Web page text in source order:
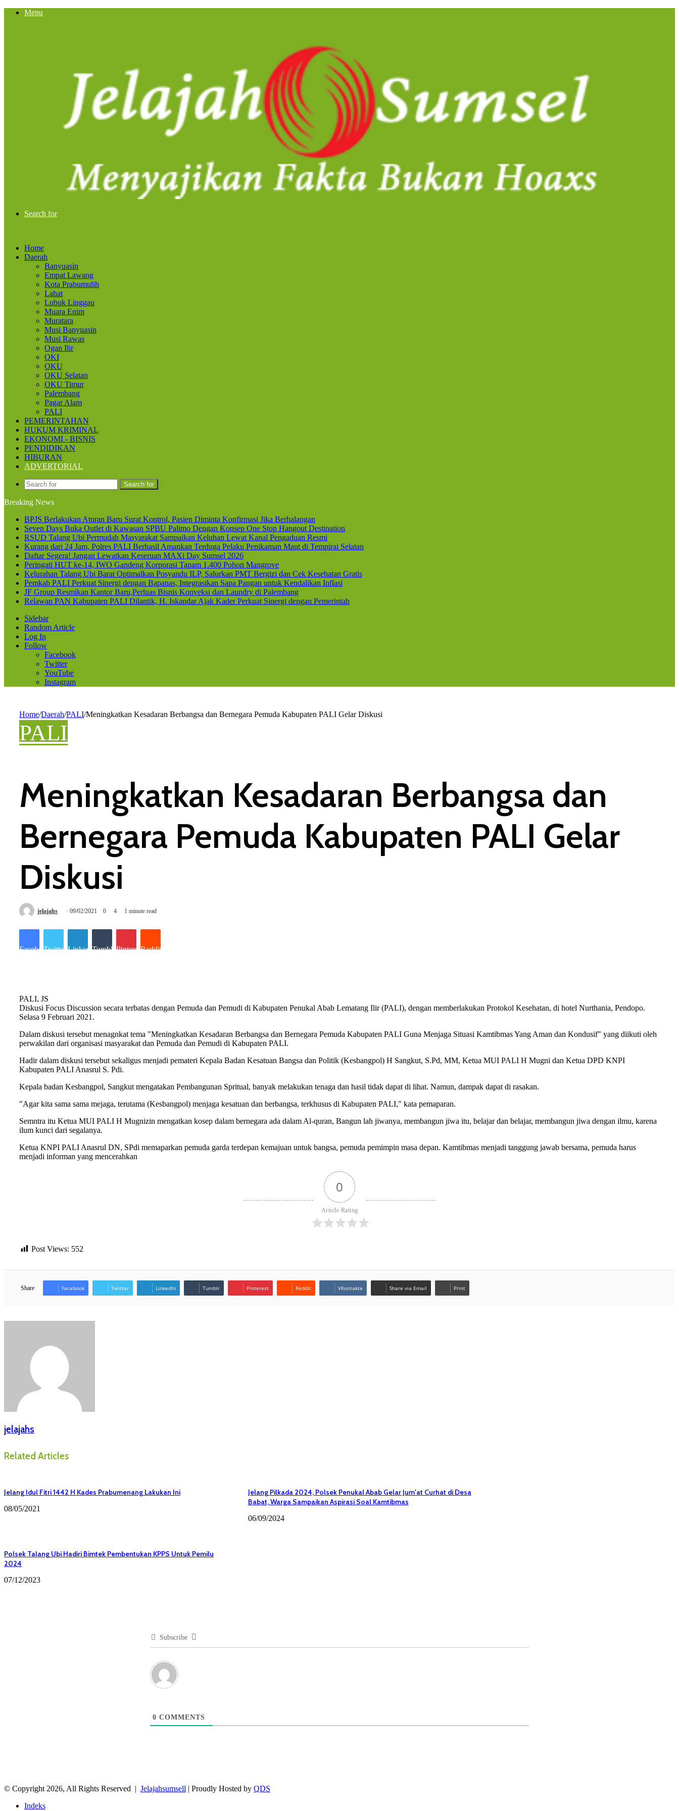
Menu
Search for
Home
Daerah
Banyuasin
Empat Lawang
Kota Prabumulih
Lahat
Lubuk Linggau
Muara Enim
Muratara
Musi Banyuasin
Musi Rawas
Ogan Ilir
OKI
OKU
OKU Selatan
OKU Timur
Palembang
Pagar Alam
PALI
PEMERINTAHAN
HUKUM KRIMINAL
EKONOMI - BISNIS
PENDIDIKAN
HIBURAN
ADVERTORIAL
Search for
Breaking News
BPJS Berlakukan Aturan Baru Surat Kontrol, Pasien Diminta Konfirmasi Jika Berhalangan
Seven Days Buka Outlet di Kawasan SPBU Palimo Dengan Konsep One Stop Hangout Destination
RSUD Talang Ubi Permudah Masyarakat Sampaikan Keluhan Lewat Kanal Pengaduan Resmi
Kurang dari 24 Jam, Polres PALI Berhasil Amankan Terduga Pelaku Penikaman Maut di Tempirai Selatan
Daftar Segera! Jangan Lewatkan Keseruan MAXi Day Sumsel 2026
Peringati HUT ke-14, IWO Gandeng Korporasi Tanam 1.400 Pohon Mangrove
Kelurahan Talang Ubi Barat Optimalkan Posyandu ILP, Salurkan PMT Bergizi dan Cek Kesehatan Gratis
Pemkab PALI Perkuat Sinergi dengan Bapanas, Integrasikan Sapa Pangan untuk Kendalikan Inflasi
JF Group Resmikan Kantor Baru,Perluas Bisnis Konveksi dan Laundry di Palembang
Relawan PAN Kabupaten PALI Dilantik, H. Iskandar Ajak Kader Perkuat Sinergi dengan Pemerintah
Sidebar
Random Article
Log In
Follow
Facebook
Twitter
YouTube
Instagram
Home/Daerah/PALI/Meningkatkan Kesadaran Berbangsa dan Bernegara Pemuda Kabupaten PALI Gelar Diskusi
PALI
Meningkatkan Kesadaran Berbangsa dan
Bernegara Pemuda Kabupaten PALI Gelar
Diskusi
jelajahs 09/02/2021 0 4 1 minute read
FacebookTwitter LinkedInTumblr PinterestReddit
PALI, JS
Diskusi Focus Discussion secara terbatas dengan Pemuda dan Pemudi di Kabupaten Penukal Abab Lematang Ilir (PALI), dengan memberlakukan Protokol Kesehatan, di hotel Nurthania, Pendopo.
Selasa 9 Februari 2021.
Dalam diskusi tersebut menagnkat tema "Meningkatkan Kesadaran Berbangsa dan Bernegara Pemuda Kabupaten PALI Guna Menjaga Situasi Kamtibmas Yang Aman dan Kondusif" yang diikuti oleh
perwakilan dari organisasi masyarakat dan Pemuda dan Pemudi di Kabupaten PALI.
Hadir dalam diskusi tersebut sekaligus menjadi pemateri Kepala Badan Kesatuan Bangsa dan Politik (Kesbangpol) H Sangkut, S.Pd, MM, Ketua MUI PALI H Mugni dan Ketua DPD KNPI
Kabupaten PALI Anasrul S. Pdi.
Kepala badan Kesbangpol, Sangkut mengatakan Pembangunan Spritual, banyak melakukan tenaga dan hasil tidak dapat di lihat. Namun, dampak dapat di rasakan.
"Agar kita sama sama mejaga, terutama (Kesbangpol) menjaga kesatuan dan berbangsa, terkhusus di Kabupaten PALI," kata pemaparan.
Semntra itu Ketua MUI PALI H Mugnizin mengatkan kosep dalam bernegara ada dalam Al-quran, Bangun lah jiwanya, membangun jiwa itu, belajar dan belajar, membangun jiwa dengan ilmu, karena
ilum kunci dari segalanya.
Ketua KNPI PALI Anasrul DN, SPdi memaparkan pemuda garda terdepan kemajuan untuk bangsa, pemuda pemimpin masa depan. Kamtibmas menjadi tanggung jawab bersama, pemuda harus
menjadi informan yang mencerahkan
0
Article Rating
Post Views: 552
Share Facebook Twitter LinkedIn Tumblr Pinterest Reddit VKontakte Share via Email Print
jelajahs
Related Articles
Jelang Idul Fitri 1442 H Kades Prabumenang Lakukan Ini
08/05/2021
Jelang Pilkada 2024, Polsek Penukal Abab Gelar Jum'at Curhat di Desa
Babat, Warga Sampaikan Aspirasi Soal Kamtibmas
06/09/2024
Polsek Talang Ubi Hadiri Bimtek Pembentukan KPPS Untuk Pemilu
2024
07/12/2023
Subscribe
0 COMMENTS
© Copyright 2026, All Rights Reserved | Jelajahsumsell | Proudly Hosted by QDS
Indeks